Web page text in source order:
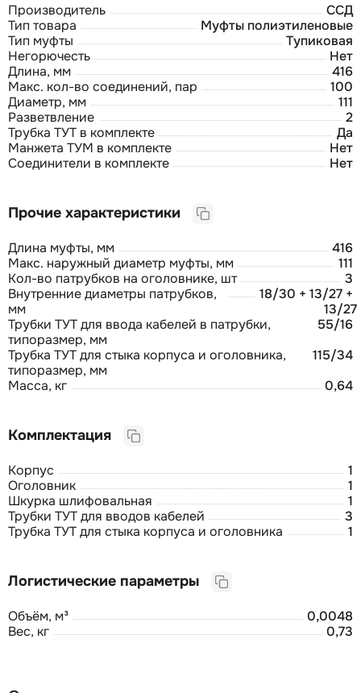
Производитель
ССД
Тип товара
Муфты полиэтиленовые
Тип муфты
Тупиковая
Негорючесть
Нет
Длина, мм
416
Макс. кол-во соединений, пар
100
Диаметр, мм
111
Разветвление
2
Трубка ТУТ в комплекте
Да
Манжета ТУМ в комплекте
Нет
Соединители в комплекте
Нет
Прочие характеристики
Длина муфты, мм
416
Макс. наружный диаметр муфты, мм
111
Кол-во патрубков на оголовнике, шт
3
Внутренние диаметры патрубков,
мм
18/30 + 13/27 +
13/27
Трубки ТУТ для ввода кабелей в патрубки,
типоразмер, мм
55/16
Трубка ТУТ для стыка корпуса и оголовника,
типоразмер, мм
115/34
Масса, кг
0,64
Комплектация
Корпус
1
Оголовник
1
Шкурка шлифовальная
1
Трубки ТУТ для вводов кабелей
3
Трубка ТУТ для стыка корпуса и оголовника
1
Логистические параметры
Объём, м³
0,0048
Вес, кг
0,73